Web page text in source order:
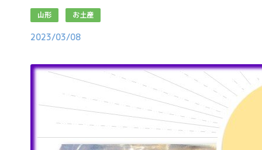
山形 お土産
2023/03/08